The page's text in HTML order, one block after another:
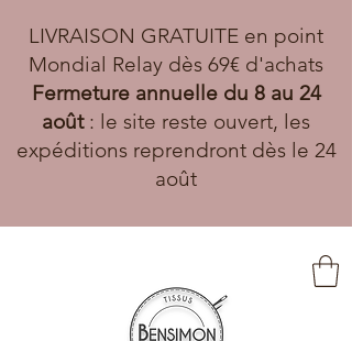
LIVRAISON GRATUITE en point
Mondial Relay dès 69€ d'achats
Fermeture annuelle du 8 au 24
août: le site reste ouvert, les
expéditions reprendront dès le 24
août